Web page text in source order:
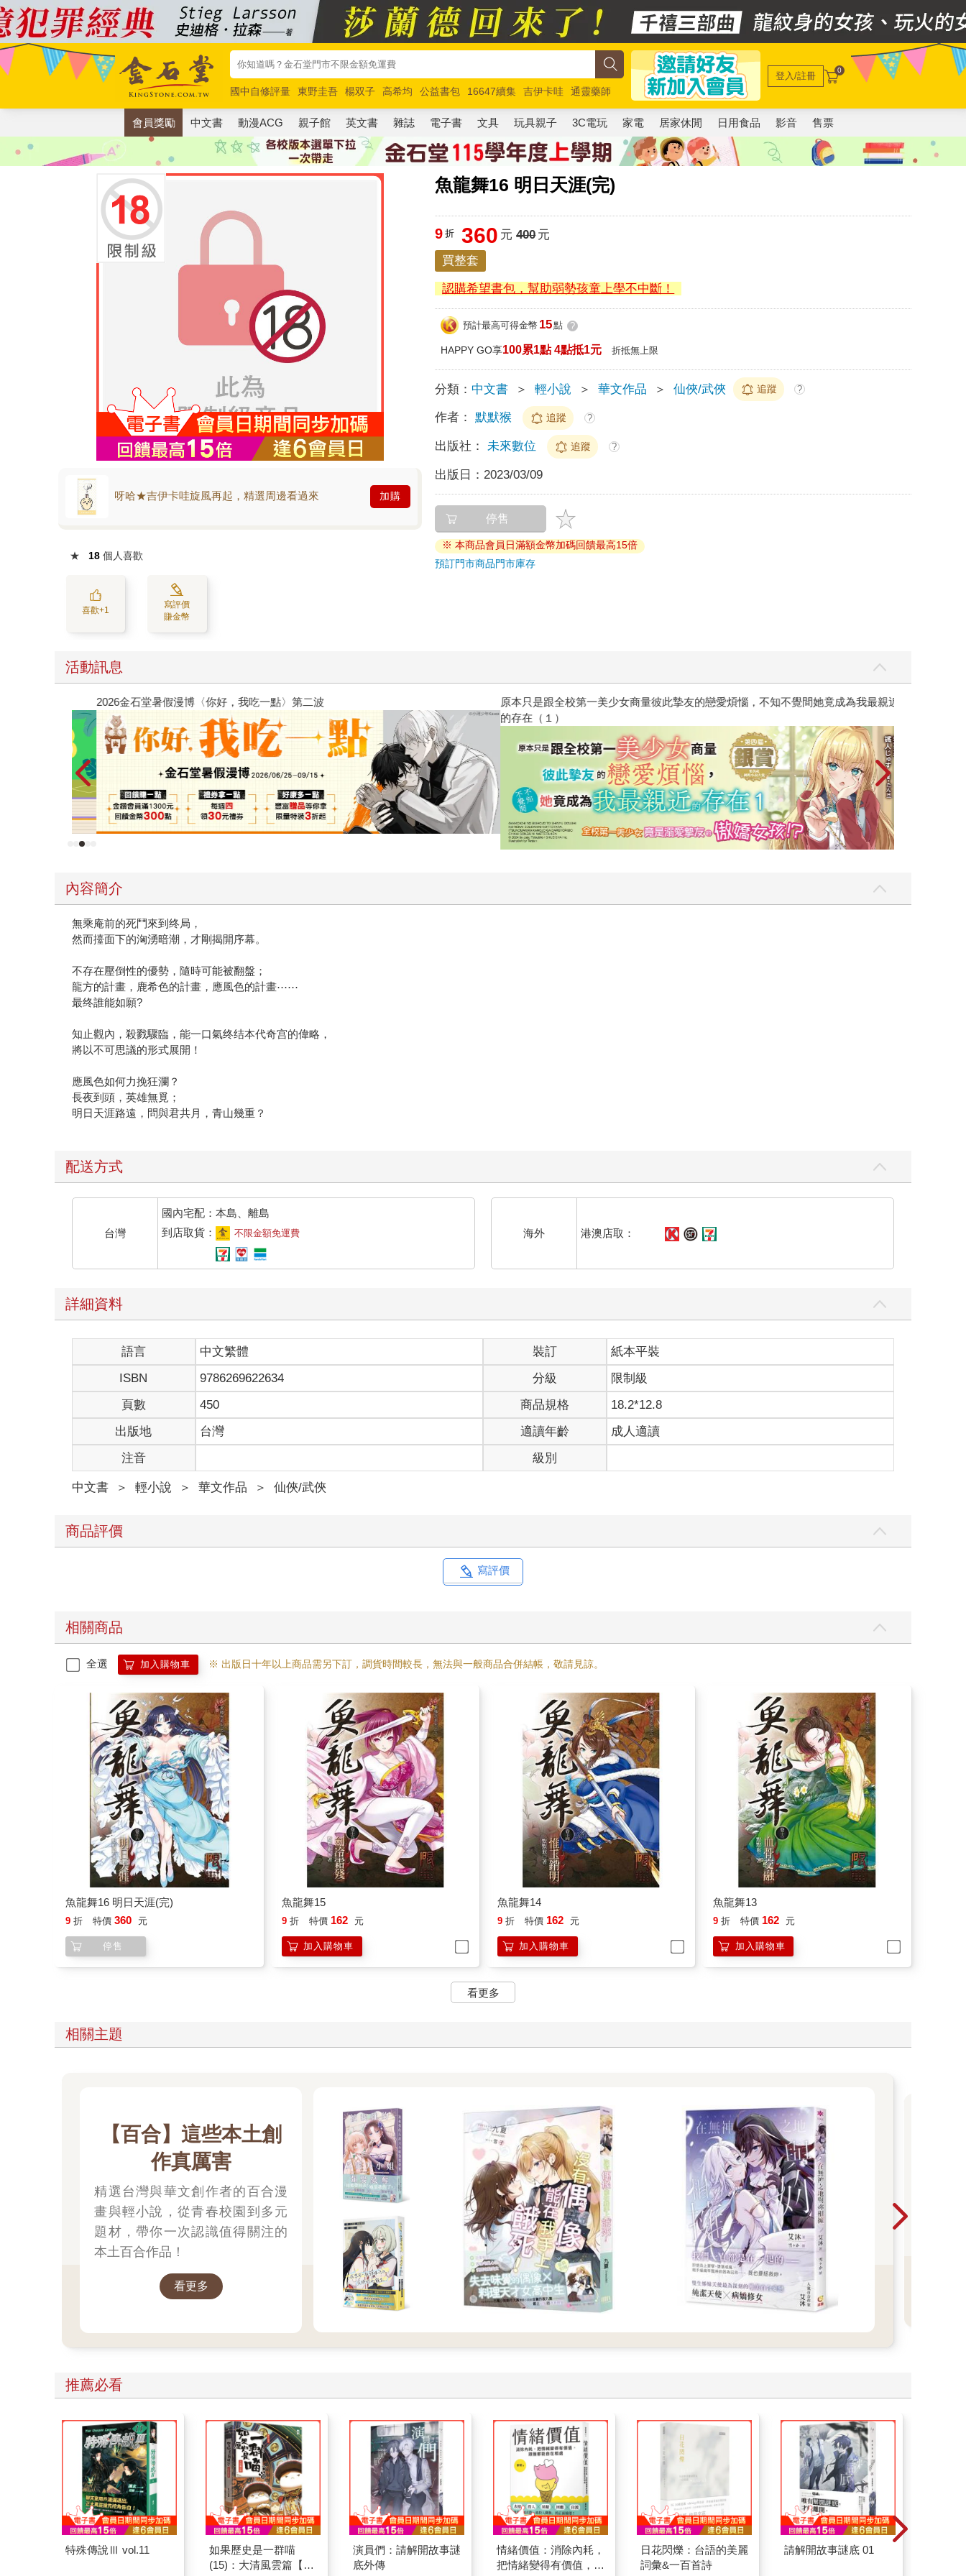
國中自修評量 東野圭吾 楊双子 高希均 公益書包 16647續集 吉伊卡哇
通靈藥師
唯紅花綻放
奧德賽 路邊攤新作 馬斯克 玩具總動員5 超慢跑
登入/註冊 0
會員獎勵 中文書 動漫ACG 親子館 英文書 雜誌 電子書 文具 玩具親子 3C電玩 家電 居家休閒 日用食品 影音 售票
魚龍舞16 明日天涯(完)
呀哈★吉伊卡哇旋風再起，精選周邊看過來 加購
★ 18 個人喜歡
喜歡+1
寫評價
賺金幣
9 折 360 元 400元
買整套
認購希望書包，幫助弱勢孩童上學不中斷！
預計最高可得金幣 15點 ?
HAPPY GO享100累1點 4點抵1元 折抵無上限
分類： 中文書 ＞ 輕小說 ＞ 華文作品 ＞ 仙俠/武俠 追蹤 ?
作者： 默默猴 追蹤 ?
出版社： 未來數位 追蹤 ?
出版日： 2023/03/09
停售
※ 本商品會員日滿額金幣加碼回饋最高15倍
預訂門市商品門市庫存
活動訊息
2026金石堂暑假漫博〈你好，我吃一點〉第二波
原本只是跟全校第一美少女商量彼此摯友的戀愛煩惱，不知不覺間她竟成為我最親近
的存在（１）
台灣角川2026
內容簡介
無乘庵前的死鬥來到终局，
然而擡面下的洶湧暗潮，才剛揭開序幕。
不存在壓倒性的優勢，隨時可能被翻盤；
龍方的計畫，鹿希色的計畫，應風色的計畫⋯⋯
最终誰能如願?
知止觀內，殺戮驟臨，能一口氣终结本代奇宫的偉略，
將以不可思議的形式展開！
應風色如何力挽狂瀾？
長夜到頭，英雄無覓；
明日天涯路遠，問與君共月，青山幾重？
配送方式
台灣
國內宅配：本島、離島
到店取貨：
不限金額免運費 海外 港澳店取：
詳細資料
語言 中文繁體 裝訂
紙本平裝
ISBN
9786269622634 分級
限制級
頁數
450 商品規格
18.2*12.8
出版地
台灣 適讀年齡
成人適讀
注音
級別
中文書 ＞ 輕小說 ＞ 華文作品 ＞ 仙俠/武俠
商品評價
寫評價
相關商品
全選 加入購物車 ※ 出版日十年以上商品需另下訂，調貨時間較長，無法與一般商品合併結帳，敬請見諒。
魚龍舞16 明日天涯(完)
9 折 特價 360 元
停售
魚龍舞15
9 折 特價 162 元
加入購物車
魚龍舞14
9 折 特價 162 元
加入購物車
魚龍舞13
9 折 特價 162 元
加入購物車
看更多
相關主題
【百合】這些本土創
作真厲害
精選台灣與華文創作者的百合漫
畫與輕小說，從青春校園到多元
題材，帶你一次認識值得關注的
本土百合作品！
看更多
推薦必看
特殊傳說Ⅲ vol.11
如果歷史是一群喵
(15)：大清風雲篇【萌
演員們：請解開故事謎
底外傳
情緒價值：消除內耗，
把情緒變得有價值，跟
日花閃爍：台語的美麗
詞彙&一百首詩
請解開故事謎底 01